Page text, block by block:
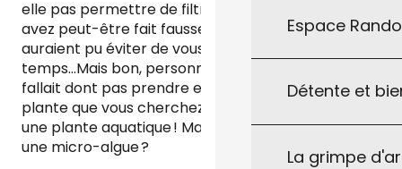
Espace
Détente et
La grimpe
elle pas permettre de filtrer de l’air ? Bon, vous
avez peut-être fait fausse piste… Les collègues
auraient pu éviter de vous faire perdre votre
temps…Mais bon, personne n’est parfait ! ;) Il ne
fallait dont pas prendre en compte l’énigme 5, la
plante que vous cherchez n’est pas une fleur mais
une plante aquatique ! Mais, est-ce une algue ou
une micro-algue ?